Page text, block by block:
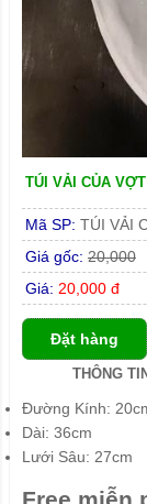
TÚI VẢI CỦA
Mã SP: TÚI VẢI
Giá gốc: 20,000
Giá: 20,000 đ
Đặt hàng
THÔNG
Đường Kính:
Dài: 36cm
Lưới Sâu: 27cm